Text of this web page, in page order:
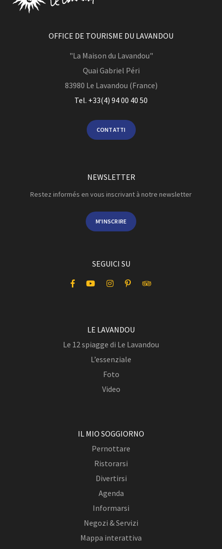
OFFICE DE TOURISME DU LAVANDOU
"La Maison du Lavandou"
Quai Gabriel Péri
83980 Le Lavandou (France)
Tel. +33(4) 94 00 40 50
CONTATTI
NEWSLETTER
Restez informés en vous inscrivant à notre newsletter
M'INSCRIRE
SEGUICI SU
LE LAVANDOU
Le 12 spiagge di Le Lavandou
L’essenziale
Foto
Video
IL MIO SOGGIORNO
Pernottare
Ristorarsi
Divertirsi
Agenda
Informarsi
Negozi & Servizi
Mappa interattiva